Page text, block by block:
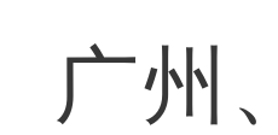
广州